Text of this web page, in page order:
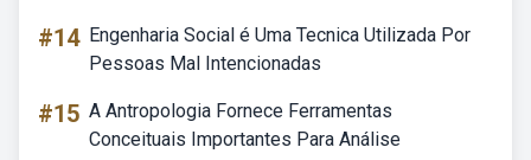
#14 Engenharia Social é Uma Tecnica Utilizada Por
Pessoas Mal Intencionadas
#15 A Antropologia Fornece Ferramentas
Conceituais Importantes Para Análise